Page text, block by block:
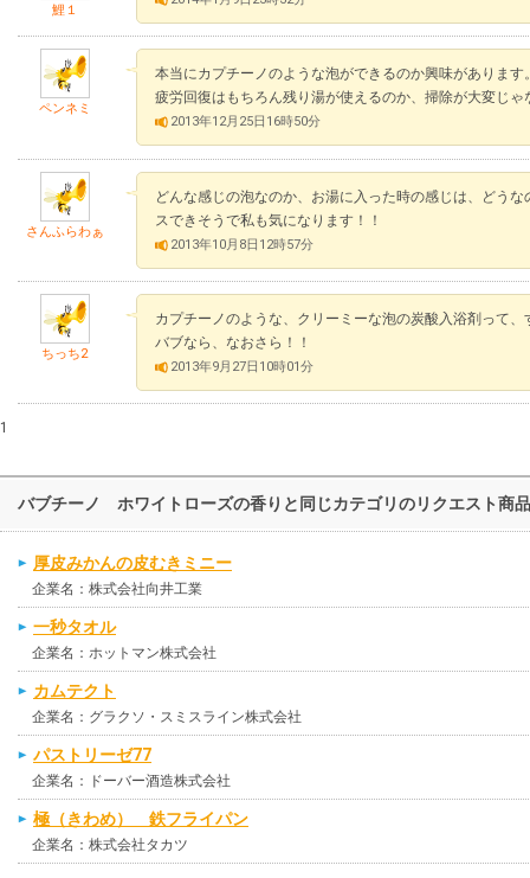
鯉１
ペンネミ
本当にカプチーノのような泡ができるのか興味があります
疲労回復はもちろん残り湯が使えるのか、掃除が大変じ
2013年12月25日16時50分
さんふらわぁ
どんな感じの泡なのか、お湯に入った時の感じは、どう
スできそうで私も気になります！！
2013年10月8日12時57分
ちっち2
カプチーノのような、クリーミーな泡の炭酸入浴剤って
バブなら、なおさら！！
2013年9月27日10時01分
1
バブチーノ ホワイトローズの香りと同じカテゴリのリクエスト商
厚皮みかんの皮むきミニー
企業名：株式会社向井工業
一秒タオル
企業名：ホットマン株式会社
カムテクト
企業名：グラクソ・スミスライン株式会社
パストリーゼ77
企業名：ドーバー酒造株式会社
極（きわめ） 鉄フライパン
企業名：株式会社タカツ